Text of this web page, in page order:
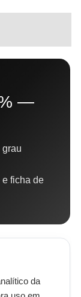
—
grau
ficha de
da